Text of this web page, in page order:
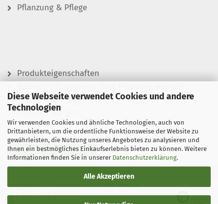
Diese Webseite verwendet Cookies und andere
Technologien
Wir verwenden Cookies und ähnliche Technologien, auch von
Drittanbietern, um die ordentliche Funktionsweise der Website zu
gewährleisten, die Nutzung unseres Angebotes zu analysieren und
Ihnen ein bestmögliches Einkaufserlebnis bieten zu können. Weitere
Informationen finden Sie in unserer Datenschutzerklärung.
Alle Akzeptieren
Pflanzung & Pflege
Produkteigenschaften
Wässern leicht gemacht
Pflanzen düngen
Vertrag widerrufen
Shopping Cart Software by Gambio.com © 2026
Ausgewählte Top-Bewertungen für hecken-direkt.de